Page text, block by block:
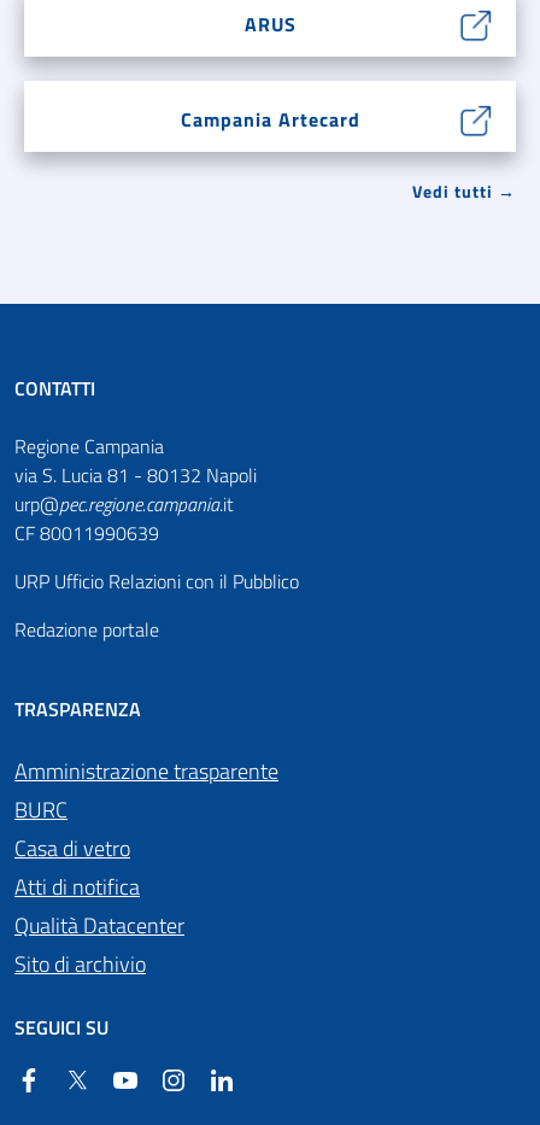
ARUS
Campania Artecard
Vedi tutti →
CONTATTI
Regione Campania
via S. Lucia 81 - 80132 Napoli
urp@pec.regione.campania.it
CF 80011990639
URP Ufficio Relazioni con il Pubblico
Redazione portale
TRASPARENZA
Amministrazione trasparente
BURC
Casa di vetro
Atti di notifica
Qualità Datacenter
Sito di archivio
SEGUICI SU
FacebookTwitter YouTube Instagram